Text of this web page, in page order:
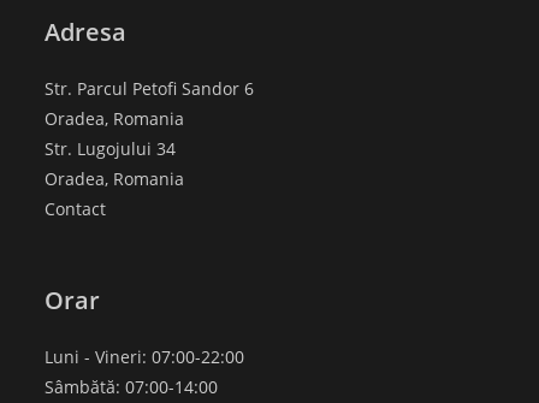
Adresa
Str. Parcul Petofi Sandor 6
Oradea, Romania
Str. Lugojului 34
Oradea, Romania
Contact
Orar
Luni - Vineri: 07:00-22:00
Sâmbătă: 07:00-14:00